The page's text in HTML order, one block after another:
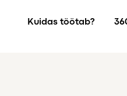
Kuidas töötab?